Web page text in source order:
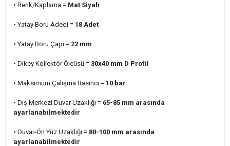
• Renk/Kaplama = Mat Siyah
• Yatay Boru Adedi = 18 Adet
• Yatay Boru Çapı = 22 mm
• Dikey Kollektör Ölçüsü = 30x40 mm D Profil
• Maksimum Çalışma Basıncı = 10 bar
• Diş Merkezi Duvar Uzaklığı = 65-85 mm arasında
ayarlanabilmektedir
• Duvar-Ön Yüz Uzaklığı = 80-100 mm arasında
ayarlanabilmektedir